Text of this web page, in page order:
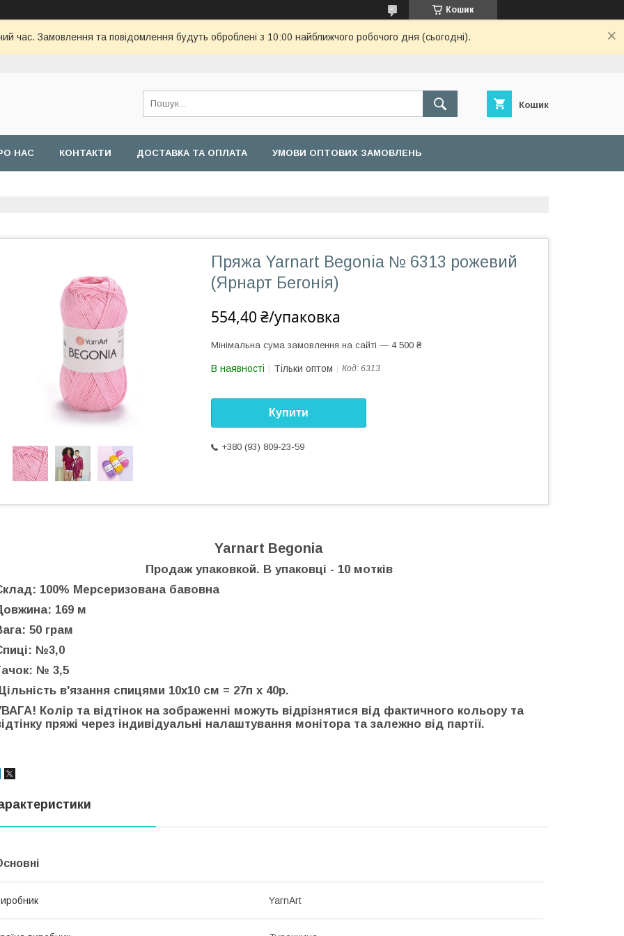
Кошик
час. Замовлення та повідомлення будуть оброблені з 10:00 найближчого робочого дня (сьогодні).
Кошик
НАС КОНТАКТИ ДОСТАВКА ТА ОПЛАТА УМОВИ ОПТОВИХ ЗАМОВЛЕНЬ
Пряжа Yarnart Begonia № 6313 рожевий
(Ярнарт Бегонія)
554,40 ₴/упаковка
Мінімальна сума замовлення на сайті — 4 500 ₴
В наявності Тільки оптом Код: 6313
Купити
+380 (93) 809-23-59
Yarnart Begonia
Продаж упаковкой. В упаковці - 10 мотків
100% Мерсеризована бавовна
169 м
50 грам
№3,0
№ 3,5
в'язання спицями 10х10 см = 27п х 40р.
Колір та відтінок на зображенні можуть відрізнятися від фактичного кольору та
пряжі через індивідуальні налаштування монітора та залежно від партії.
YarnArt